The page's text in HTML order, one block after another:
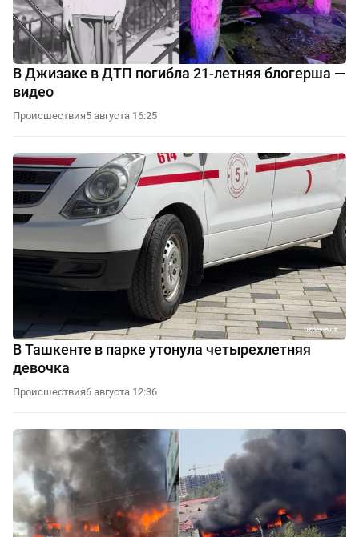
В Джизаке в ДТП погибла 21-летняя блогерша —
видео
Происшествия5 августа 16:25
В Ташкенте в парке утонула четырехлетняя
девочка
Происшествия6 августа 12:36